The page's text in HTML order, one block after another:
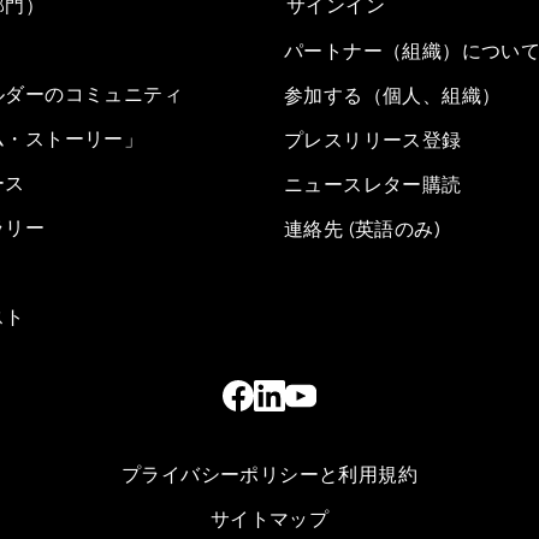
）
ーのコミュニティ
ストーリー」
リー
サインイン
パートナー（組織）につい
参加する（個人、組織）
プレスリリース登録
ニュースレター購読
連絡先 (英語のみ)
プライバシーポリシーと利用規約
サイトマップ